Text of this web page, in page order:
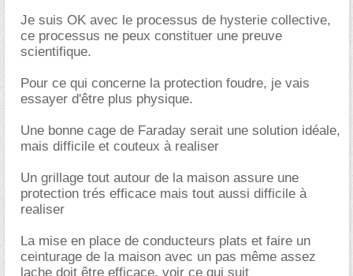
Je suis OK avec le processus de hysterie collective,
ce processus ne peux constituer une preuve
scientifique.
Pour ce qui concerne la protection foudre, je vais
essayer d'être plus physique.
Une bonne cage de Faraday serait une solution idéale,
mais difficile et couteux à realiser
Un grillage tout autour de la maison assure une
protection trés efficace mais tout aussi difficile à
realiser
La mise en place de conducteurs plats et faire un
ceinturage de la maison avec un pas même assez
lache doit être efficace, voir ce qui suit